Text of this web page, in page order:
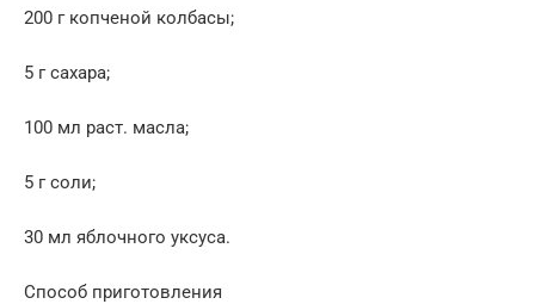
200 г копченой колбасы;
5 г сахара;
100 мл раст. масла;
5 г соли;
30 мл яблочного уксуса.
Способ приготовления